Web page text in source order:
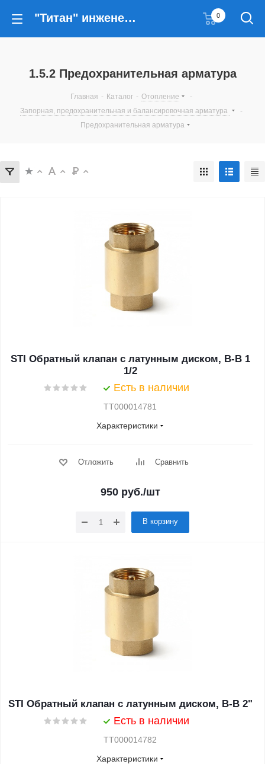
"Титан" инженерные решения 0
1.5.2 Предохранительная арматура
Главная - Каталог - Отопление
-
Запорная, предохранительная и балансировочная арматура
-
Предохранительная арматура
STI Обратный клапан с латунным диском, В-В 1
1/2
Есть в наличии
TT000014781
Характеристики
Отложить Сравнить
950 руб./шт
В корзину
STI Обратный клапан с латунным диском, В-В 2"
Есть в наличии
ТТ000014782
Характеристики